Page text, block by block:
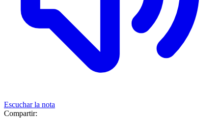
Escuchar la nota
Compartir: